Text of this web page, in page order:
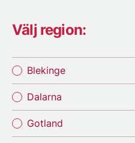
Välj region:
Blekinge
Dalarna
Gotland